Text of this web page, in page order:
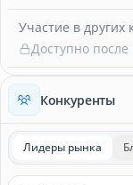
Участие в других
Доступно после
Конкуренты
Лидеры рынка